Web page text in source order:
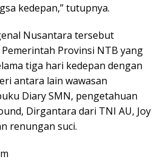
kedepan,” tutupnya.
Nusantara tersebut
Provinsi NTB yang
tiga hari kedepan dengan
antara lain wawasan
Diary SMN, pengetahuan
Dirgantara dari TNI AU, Joy
renungan suci.